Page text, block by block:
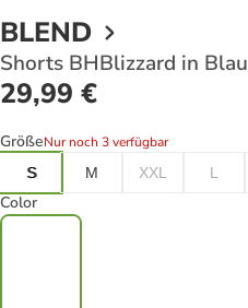
BLEND
Shorts BHBlizzard in Blau
29,99 €
GrößeNur noch 3 verfügbar
S
M XXL L
Color